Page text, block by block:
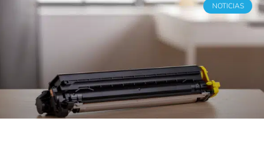
NOTICIAS